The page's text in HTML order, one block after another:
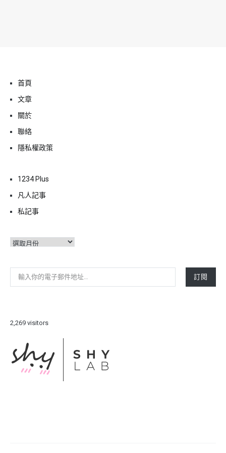
首頁
文章
關於
聯絡
隱私權政策
1234 Plus
凡人記事
私記事
彙
輸入你的電子郵件地址…
訂閱
2,269 visitors